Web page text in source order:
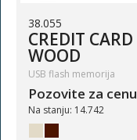
38.055
CREDIT CARD
WOOD
USB flash memorija
Pozovite za cenu
Na stanju: 14.742